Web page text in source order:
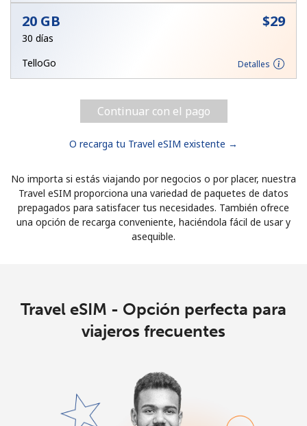
Inicia sesión oREGÍSTRATE →
¿Olvidaste tu contraseña? →
Iniciar Sesión
20 GB ⁦$29⁩
30 días
TelloGo
Detalles
Continuar con el pago
O recarga tu Travel eSIM existente →
No importa si estás viajando por negocios o por placer, nuestra
Travel eSIM proporciona una variedad de paquetes de datos
prepagados para satisfacer tus necesidades. También ofrece
una opción de recarga conveniente, haciéndola fácil de usar y
asequible.
Travel eSIM - Opción perfecta para
viajeros frecuentes